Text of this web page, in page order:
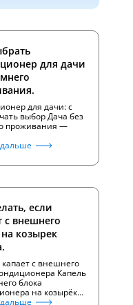
для дачи
для дачи: с
выбор Дача без
проживания —
если
с внешнего
козырек
с внешнего
Капель
блока
на козырёк…